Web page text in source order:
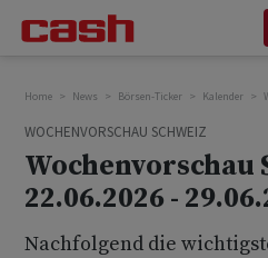
Home News Börsen-Ticker Kalender
WOCHENVORSCHAU SCHWEIZ
Wochenvorschau
22.06.2026 -
Nachfolgend die